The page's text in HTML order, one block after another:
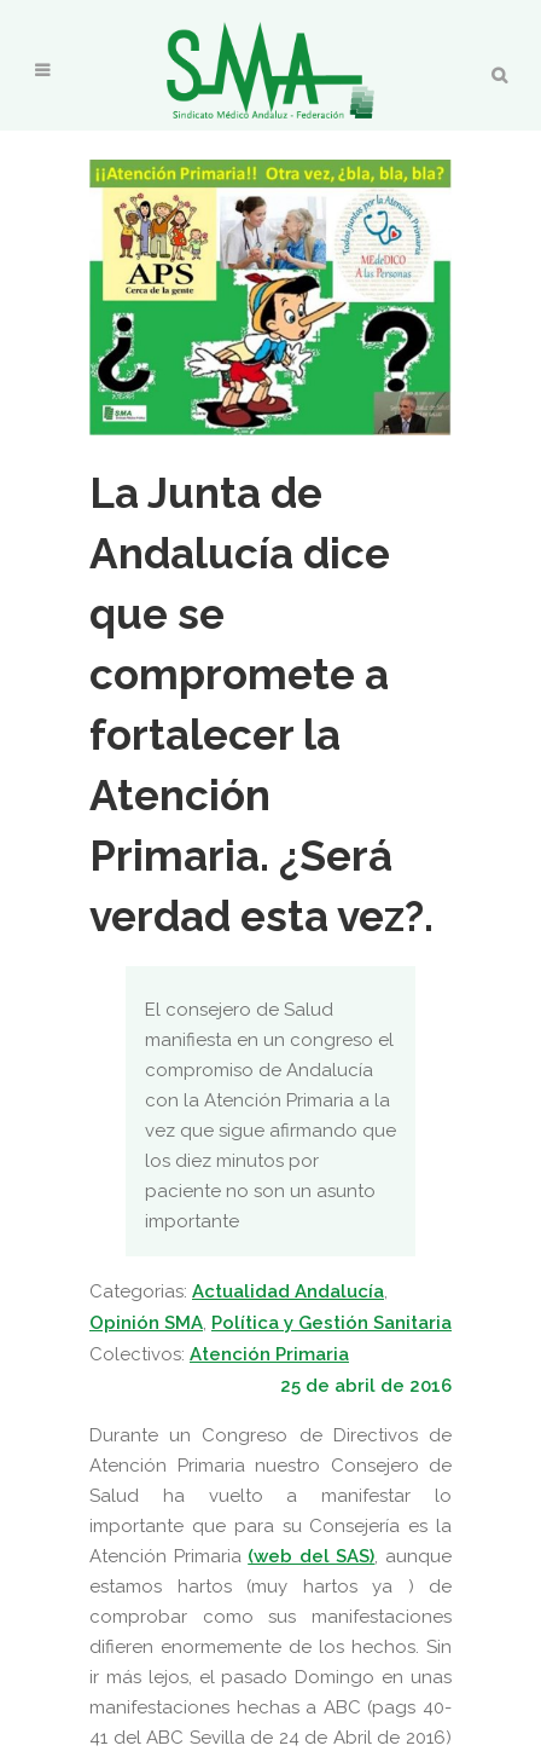
La Junta de
Andalucía dice
que se
compromete a
fortalecer la
Atención
Primaria. ¿Será
verdad esta vez?.
El consejero de Salud
manifiesta en un congreso el
compromiso de Andalucía
con la Atención Primaria a la
vez que sigue afirmando que
los diez minutos por
paciente no son un asunto
importante
Categorias: Actualidad Andalucía,
Opinión SMA, Política y Gestión Sanitaria
Colectivos: Atención Primaria
25 de abril de 2016
Durante un Congreso de Directivos de
Atención Primaria nuestro Consejero de
Salud ha vuelto a manifestar lo
importante que para su Consejería es la
Atención Primaria (web del SAS), aunque
estamos hartos (muy hartos ya ) de
comprobar como sus manifestaciones
difieren enormemente de los hechos. Sin
ir más lejos, el pasado Domingo en unas
manifestaciones hechas a ABC (pags 40-
41 del ABC Sevilla de 24 de Abril de 2016)